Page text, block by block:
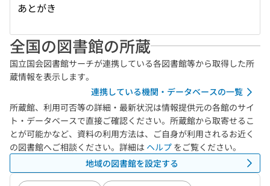
あとがき
全国の図書館の所蔵
国立国会図書館サーチが連携している各図書館等から取得した所
蔵情報を表示します。
連携している機関・データベースの一覧
所蔵館、利用可否等の詳細・最新状況は情報提供元の各館のサイ
ト・データベースで直接ご確認ください。所蔵館から取寄せるこ
とが可能かなど、資料の利用方法は、ご自身が利用されるお近く
の図書館へご相談ください。詳細は ヘルプ をご覧ください。
地域の図書館を設定する